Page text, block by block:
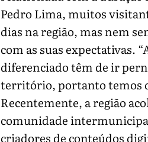
Pedro Lima, muitos
dias na região, mas nem
com as suas expectativas.
diferenciado têm de ir
território, portanto temos
Recentemente, a região
comunidade
criadores de conteúdos